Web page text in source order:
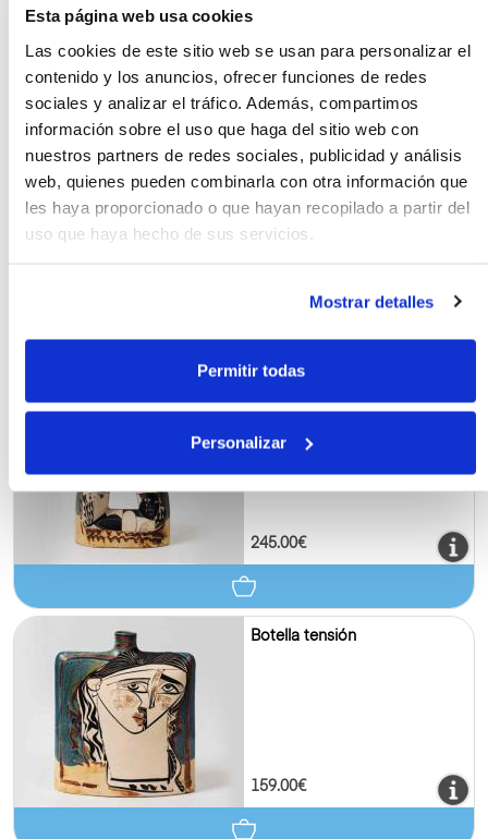
Esta página web usa cookies
Las cookies de este sitio web se usan para personalizar el
contenido y los anuncios, ofrecer funciones de redes
sociales y analizar el tráfico. Además, compartimos
información sobre el uso que haga del sitio web con
nuestros partners de redes sociales, publicidad y análisis
web, quienes pueden combinarla con otra información que
les haya proporcionado o que hayan recopilado a partir del
uso que haya hecho de sus servicios.
Mostrar detalles
Permitir todas
Personalizar
54.00€
Alcuza pequeña
245.00€
Botella tensión
159.00€